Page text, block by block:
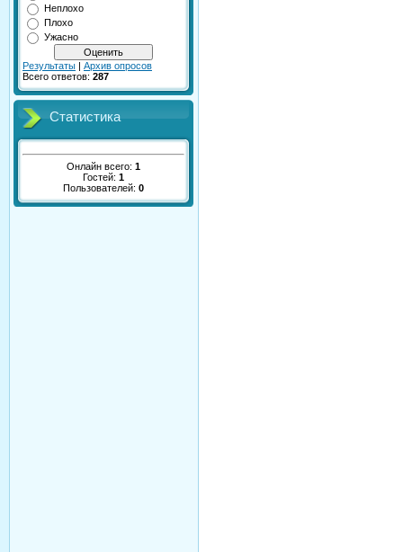
Неплохо
Плохо
Ужасно
Результаты | Архив опросов
Всего ответов: 287
Статистика
Онлайн всего: 1
Гостей: 1
Пользователей: 0